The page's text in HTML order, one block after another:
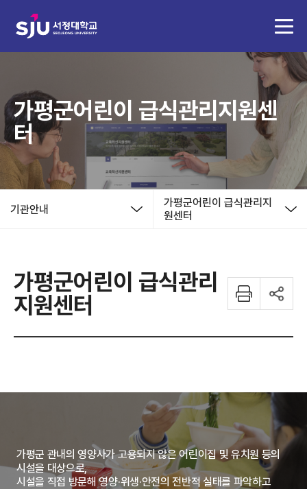
가평군어린이 급식관리지원센
터
기관안내
가평군어린이 급식관리지
원센터
가평군어린이 급식관리
지원센터
가평군 관내의 영양사가 고용되지 않은 어린이집 및 유치원 등의
시설을 대상으로,
시설을 직접 방문해 영양·위생·안전의 전반적 실태를 파악하고